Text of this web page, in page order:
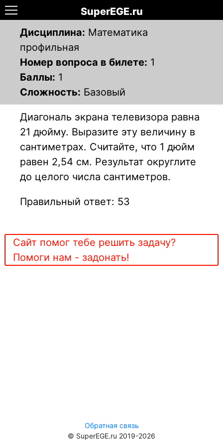
SuperEGE.ru
Дисциплина: Математика
профильная
Номер вопроса в билете: 1
Баллы: 1
Сложность: Базовый
Диагональ экрана телевизора равна
21 дюйму. Выразите эту вели­чину в
сантиметрах. Считайте, что 1 дюйм
равен 2,54 см. Резуль­тат округлите
до целого числа сантиметров.
Правильный ответ: 53
Сайт помог тебе решить задачу?
Помоги нам - задонать!
Обратная связь
© SuperEGE.ru 2019-2026